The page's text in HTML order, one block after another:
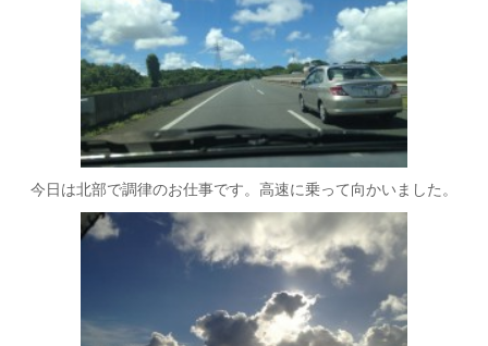
今日は北部で調律のお仕事です。高速に乗って向かいました。